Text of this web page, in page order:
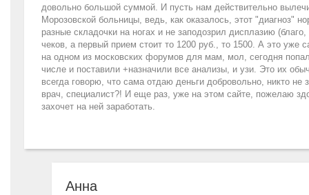
довольно большой суммой. И пусть нам действительно
Морозовской больницы, ведь, как оказалось, этот "диагноз"
разные складочки на ногах и не заподозрил дисплазию
чеков, а первый прием стоит то 1200 руб., то 1500. А это уже
на одном из московских форумов для мам, мол, сегодня
числе и поставили +назначили все анализы, и узи. Это их
всегда говорю, что сама отдаю деньги добровольно, никто
врач, специалист?! И еще раз, уже на этом сайте, пожелаю
захочет на ней заработать.
Анна